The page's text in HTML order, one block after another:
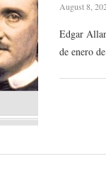
August 8,
Edgar
de enero